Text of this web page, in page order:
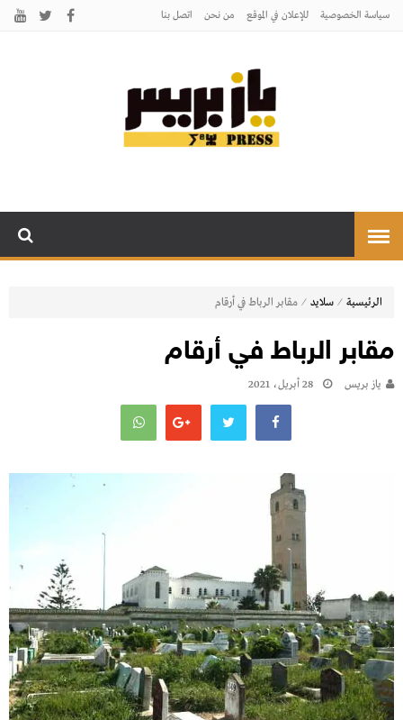
سياسة الخصوصية للإعلان في الموقع من نحن اتصل بنـا
الرئيسية ⁄ سلايد ⁄ مقابر الرباط في أرقام
مقابر الرباط في أرقام
يـاز بريـس 28 أبريل، 2021